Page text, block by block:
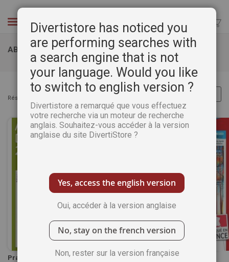
Chercher
ABONNEMENTS FÊTE DES MÈRES
Résultats :
Pratique des Arts -
Abonnement DÉCOUVERTE 3
Divertistore has noticed you
are performing searches with
a search engine that is not
your language. Would you like
to switch to english version ?
Divertistore a remarqué que vous effectuez
votre recherche via un moteur de recherche
anglais. Souhaitez-vous accéder à la version
anglaise du site DivertiStore ?
Yes, access the english version
Oui, accéder à la version anglaise
No, stay on the french version
Non, rester sur la version française